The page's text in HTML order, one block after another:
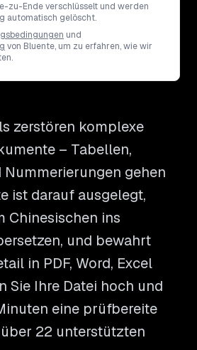
zu-Ende verschlüsselt und werden
automatisch gelöscht.
und
von Bluente, um zu erfahren, wie wir
zerstören komplexe
– Tabellen,
Nummerierungen gehen
ist darauf ausgelegt,
Chinesischen ins
und bewahrt
in PDF, Word, Excel
Sie Ihre Datei hoch und
eine prüfbereite
22 unterstützten